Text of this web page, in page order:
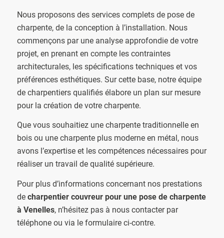
Nous proposons des services complets de pose de
charpente, de la conception à l’installation. Nous
commençons par une analyse approfondie de votre
projet, en prenant en compte les contraintes
architecturales, les spécifications techniques et vos
préférences esthétiques. Sur cette base, notre équipe
de charpentiers qualifiés élabore un plan sur mesure
pour la création de votre charpente.
Que vous souhaitiez une charpente traditionnelle en
bois ou une charpente plus moderne en métal, nous
avons l’expertise et les compétences nécessaires pour
réaliser un travail de qualité supérieure.
Pour plus d’informations concernant nos prestations
de charpentier couvreur pour une pose de charpente
à Venelles, n’hésitez pas à nous contacter par
téléphone ou via le formulaire ci-contre.